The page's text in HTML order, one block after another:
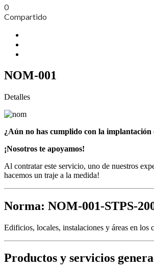
0
Compartido
NOM-001
Detalles
¿Aún no has cumplido con la
¡Nosotros te apoyamos!
Al contratar este servicio, uno de nuestros
hacemos un traje a la medida!
Norma: NOM-001-STPS-
Edificios, locales, instalaciones y áreas en los
Productos y servicios